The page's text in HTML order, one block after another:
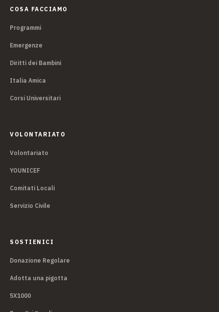
COSA FACCIAMO
Programmi
Emergenze
Diritti dei Bambini
Italia Amica
Corsi Universitari
VOLONTARIATO
Volontariato
YOUNICEF
Comitati Locali
Servizio Civile
SOSTIENICI
Donazione Regolare
Adotta una pigotta
5X1000